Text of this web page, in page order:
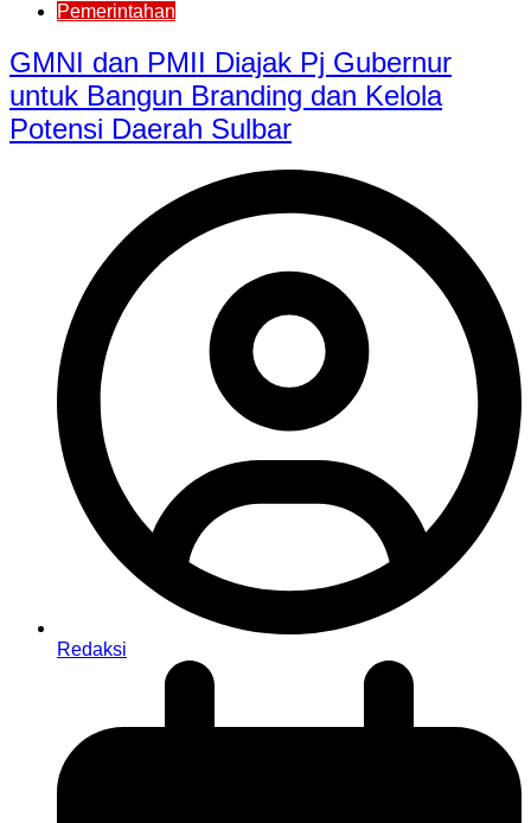
Pemerintahan
GMNI dan PMII Diajak Pj Gubernur
untuk Bangun Branding dan Kelola
Potensi Daerah Sulbar
Redaksi